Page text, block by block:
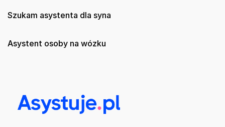
Szukam asystenta dla syna
Asystent osoby na wózku